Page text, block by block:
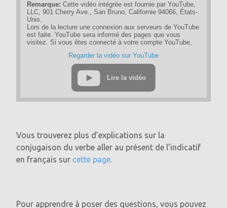
Remarque: Cette vidéo intégrée est fournie par YouTube,
LLC, 901 Cherry Ave., San Bruno, Californie 94066, États-
Unis.
Lors de la lecture une connexion aux serveurs de YouTube
est faite. YouTube sera informé des pages que vous
visitez. Si vous êtes connecté à votre compte YouTube,
personnellement. Vous pouvez éviter cela en vous
déconnectant au préalable de votre compte YouTube.
Si une vidéo YouTube est démarrée, le fournisseur utilise
des cookies qui collectent des informations sur le
YouTube. YouTube stocke également des informations
d'utilisation non personnelles dans d'autres cookies. Si
vous souhaitez éviter cela, vous devez bloquer le stockage
des cookies dans le navigateur.
Regarder la vidéo sur YouTube
Lire la vidéo
Vous trouverez plus d’explications sur la
conjugaison du verbe aller au présent de l’indicatif
en français sur cette page.
Pour apprendre à poser des questions, vous pouvez